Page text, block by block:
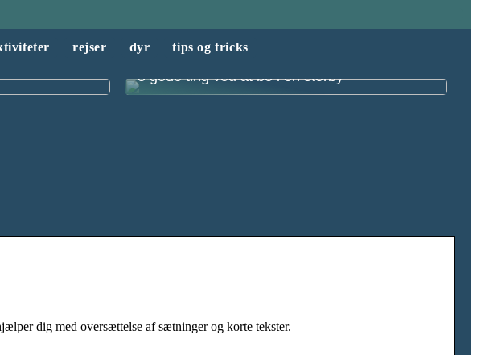
rejser dyr tips og tricks
5 gode ting ved at bo i en storby
dig med oversættelse af sætninger og korte tekster.